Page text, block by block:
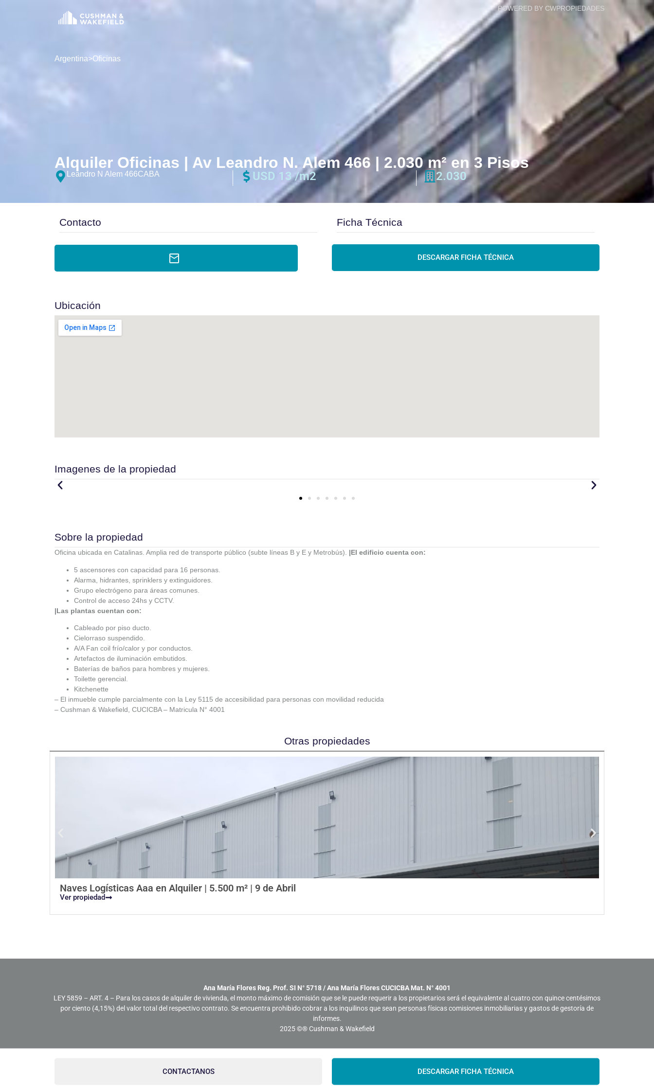
POWERED BY CWPROPIEDADES
Argentina>Oficinas
Alquiler Oficinas | Av Leandro N. Alem 466 | 2.030 m² en 3 Pisos
Leandro N Alem 466CABA USD 13 /m2 2.030
Contacto Ficha Técnica
DESCARGAR FICHA TÉCNICA
Ubicación
Imagenes de la propiedad
Sobre la propiedad
Oficina ubicada en Catalinas. Amplia red de transporte público (subte líneas B y E y Metrobús). |El edificio cuenta con:
5 ascensores con capacidad para 16 personas.
Alarma, hidrantes, sprinklers y extinguidores.
Grupo electrógeno para áreas comunes.
Control de acceso 24hs y CCTV.
|Las plantas cuentan con:
Cableado por piso ducto.
Cielorraso suspendido.
A/A Fan coil frío/calor y por conductos.
Artefactos de iluminación embutidos.
Baterías de baños para hombres y mujeres.
Toilette gerencial.
Kitchenette
– El inmueble cumple parcialmente con la Ley 5115 de accesibilidad para personas con movilidad reducida
– Cushman & Wakefield, CUCICBA – Matricula N° 4001
Otras propiedades
Naves Logísticas Aaa en Alquiler | 5.500 m² | 9 de Abril
Ver propiedad
CONTACTANOS DESCARGAR FICHA TÉCNICA
Ana María Flores Reg. Prof. SI N° 5718 / Ana María Flores CUCICBA Mat. N° 4001
LEY 5859 – ART. 4 – Para los casos de alquiler de vivienda, el monto máximo de comisión que se le puede requerir a los propietarios será el equivalente al cuatro con quince centésimos
por ciento (4,15%) del valor total del respectivo contrato. Se encuentra prohibido cobrar a los inquilinos que sean personas físicas comisiones inmobiliarias y gastos de gestoría de
informes.
2025©® Cushman & Wakefield